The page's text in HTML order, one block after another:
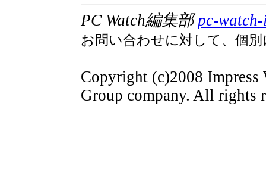
PC Watch編集部pc-
お問い合わせに対して、個
Copyright (c)2008 Impress
Group company. All rights